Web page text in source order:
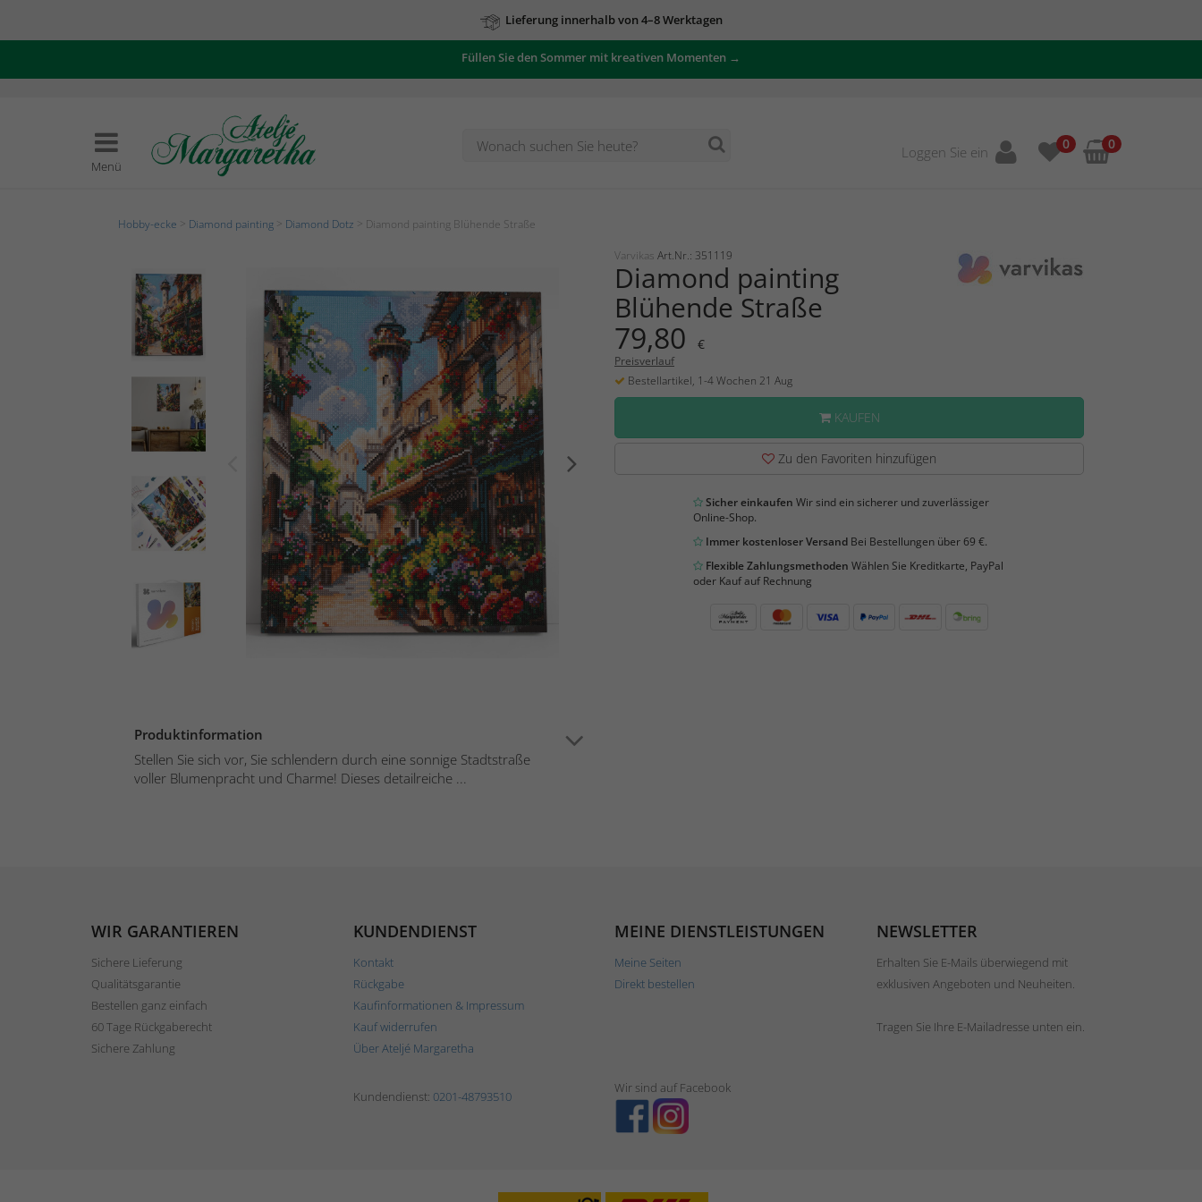
Lieferung innerhalb von 4–8 Werktagen
Füllen Sie den Sommer mit kreativen Momenten →
Menü
Loggen Sie ein 0 0
Hobby-ecke Diamond painting Diamond Dotz > Diamond painting Blühende Straße
Produktinformation
Stellen Sie sich vor, Sie schlendern durch eine sonnige Stadtstraße
voller Blumenpracht und Charme! Dieses detailreiche ...
Varvikas Art.Nr.: 351119
Diamond painting
Blühende Straße
79,80 €
Preisverlauf
Bestellartikel, 1-4 Wochen 21 Aug
KAUFEN
Zu den Favoriten hinzufügen
Sicher einkaufen Wir sind ein sicherer und zuverlässiger
Online-Shop.
Immer kostenloser VersandBei Bestellungen über 69 €.
Flexible Zahlungsmethoden Wählen Sie Kreditkarte, PayPal
oder Kauf auf Rechnung
WIR GARANTIEREN
Sichere Lieferung
Qualitätsgarantie
Bestellen ganz einfach
60 Tage Rückgaberecht
Sichere Zahlung
KUNDENDIENST
Kontakt
Rückgabe
Kaufinformationen & Impressum
Kauf widerrufen
Über Ateljé Margaretha
MEINE DIENSTLEISTUNGEN
Meine Seiten
Direkt bestellen
NEWSLETTER
Erhalten Sie E-Mails überwiegend mit
exklusiven Angeboten und Neuheiten.
Tragen Sie Ihre E-Mailadresse unten ein.
Kundendienst: 0201-48793510
Wir sind auf Facebook